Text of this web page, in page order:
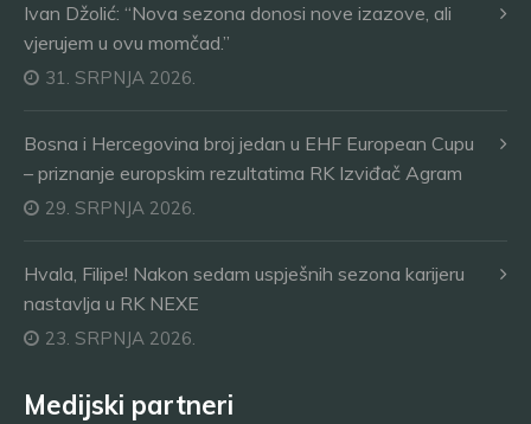
Ivan Džolić: “Nova sezona donosi nove izazove, ali
vjerujem u ovu momčad.”
31. SRPNJA 2026.
Bosna i Hercegovina broj jedan u EHF European Cupu
– priznanje europskim rezultatima RK Izviđač Agram
29. SRPNJA 2026.
Hvala, Filipe! Nakon sedam uspješnih sezona karijeru
nastavlja u RK NEXE
23. SRPNJA 2026.
Medijski partneri